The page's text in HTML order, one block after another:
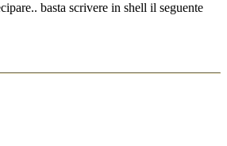
basta scrivere in shell il seguente